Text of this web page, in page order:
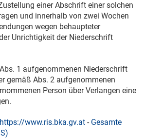
einer Abschrift einer solchen
und innerhalb von zwei Wochen
wegen behaupteter
Unrichtigkeit der Niederschrift
1 aufgenommenen Niederschrift
gemäß Abs. 2 aufgenommenen
Person über Verlangen eine
https://www.ris.bka.gv.at - Gesamte